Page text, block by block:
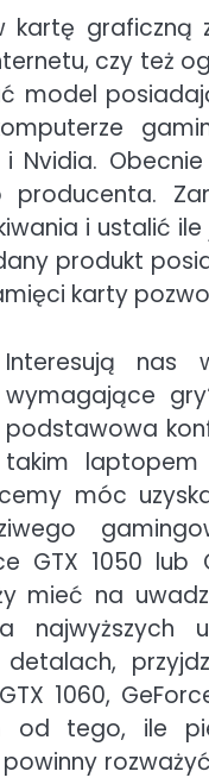
graficzną
czy też
model
Nvidia.
i ustalić
produkt
karty
Interesują nas
wymagające
podstawowa
takim
móc
GTX 1050 lub
mieć na
najwyższych
1060,
od tego, ile